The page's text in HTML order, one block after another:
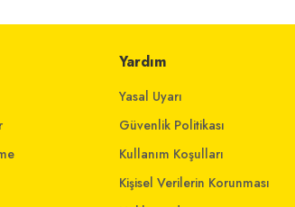
Yardım
Yasal Uyarı
Güvenlik Politikası
Kullanım Koşulları
Kişisel Verilerin Korunması